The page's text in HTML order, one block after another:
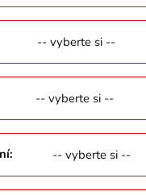
-- vyberte si --
-- vyberte si --
: -- vyberte si --